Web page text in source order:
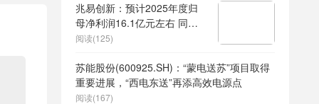
兆易创新：预计2025年度归
母净利润16.1亿元左右 同比
增长46%
阅读(125)
苏能股份(600925.SH)：“蒙电送苏”项目取得
重要进展，“西电东送”再添高效电源点
阅读(167)